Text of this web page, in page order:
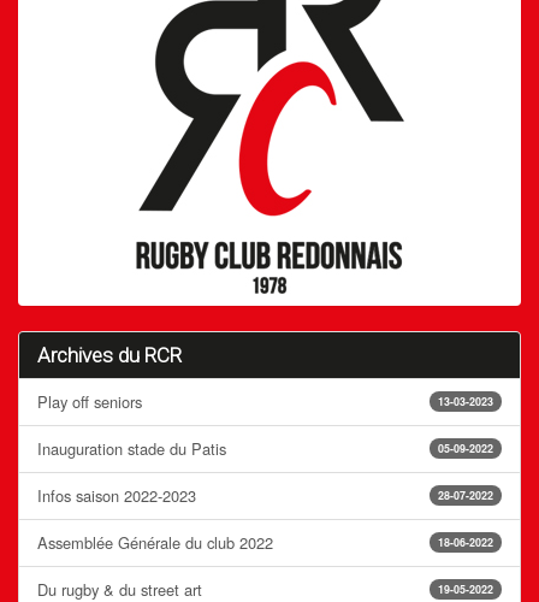
Archives du RCR
13-03-2023
Play off seniors
05-09-2022
Inauguration stade du Patis
28-07-2022
Infos saison 2022-2023
18-06-2022
Assemblée Générale du club 2022
19-05-2022
Du rugby & du street art